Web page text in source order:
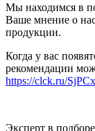
Мы находимся в
Ваше мнение о
продукции.
Когда у вас
рекомендации
https://clck.ru/SjPCx
Эксперт в